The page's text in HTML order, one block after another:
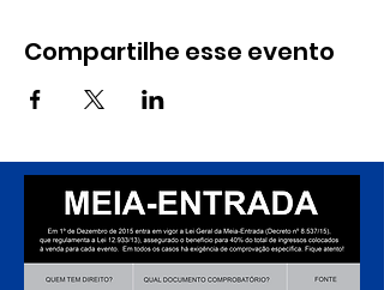
Compartilhe esse evento